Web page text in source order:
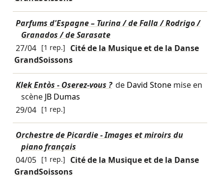
Parfums d'Espagne – Turina / de Falla / Rodrigo /
Granados / de Sarasate
27/04 [1 rep.]
Cité de la Musique et de la Danse
GrandSoissons
Klek Entòs - Oserez-vous ? de David Stonemise en
scène JB Dumas
29/04 [1 rep.]
Orchestre de Picardie - Images et miroirs du
piano français
04/05 [1 rep.]
Cité de la Musique et de la Danse
GrandSoissons